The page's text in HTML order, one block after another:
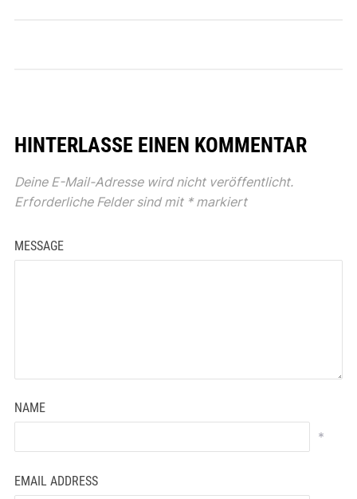
HINTERLASSE EINEN KOMMENTAR
Deine E-Mail-Adresse wird nicht veröffentlicht.
Erforderliche Felder sind mit *markiert
MESSAGE
NAME
*
EMAIL ADDRESS